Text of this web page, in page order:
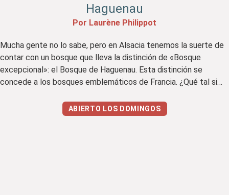
Haguenau
Por Laurène Philippot
Mucha gente no lo sabe, pero en Alsacia tenemos la suerte de
contar con un bosque que lleva la distinción de «Bosque
excepcional»: el Bosque de Haguenau. Esta distinción se
concede a los bosques emblemáticos de Francia. ¿Qué tal si
Lo que menos me […]ABIERTO LOS DOMINGOS